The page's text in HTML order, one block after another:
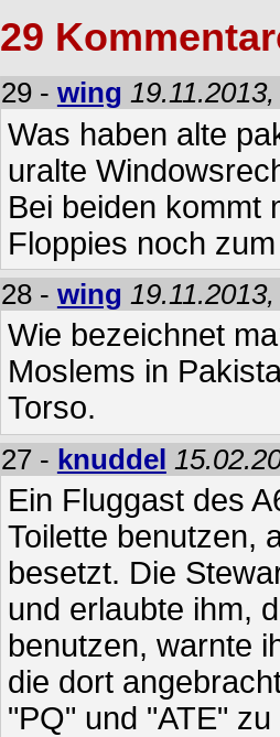
29
29 - wing
Was haben alte
uralte
Bei beiden kommt
Floppies noch
28 - wing
Wie bezeichnet
Moslems in
Torso.
27 - knuddel
Ein Fluggast des
Toilette benutzen,
besetzt. Die
und erlaubte ihm,
benutzen, warnte
die dort
"PQ" und "ATE"